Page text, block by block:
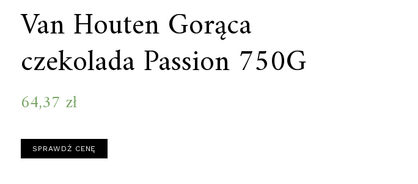
Van Houten Gorąca
czekolada Passion 750G
64,37 zł
SPRAWDŹ CENĘ